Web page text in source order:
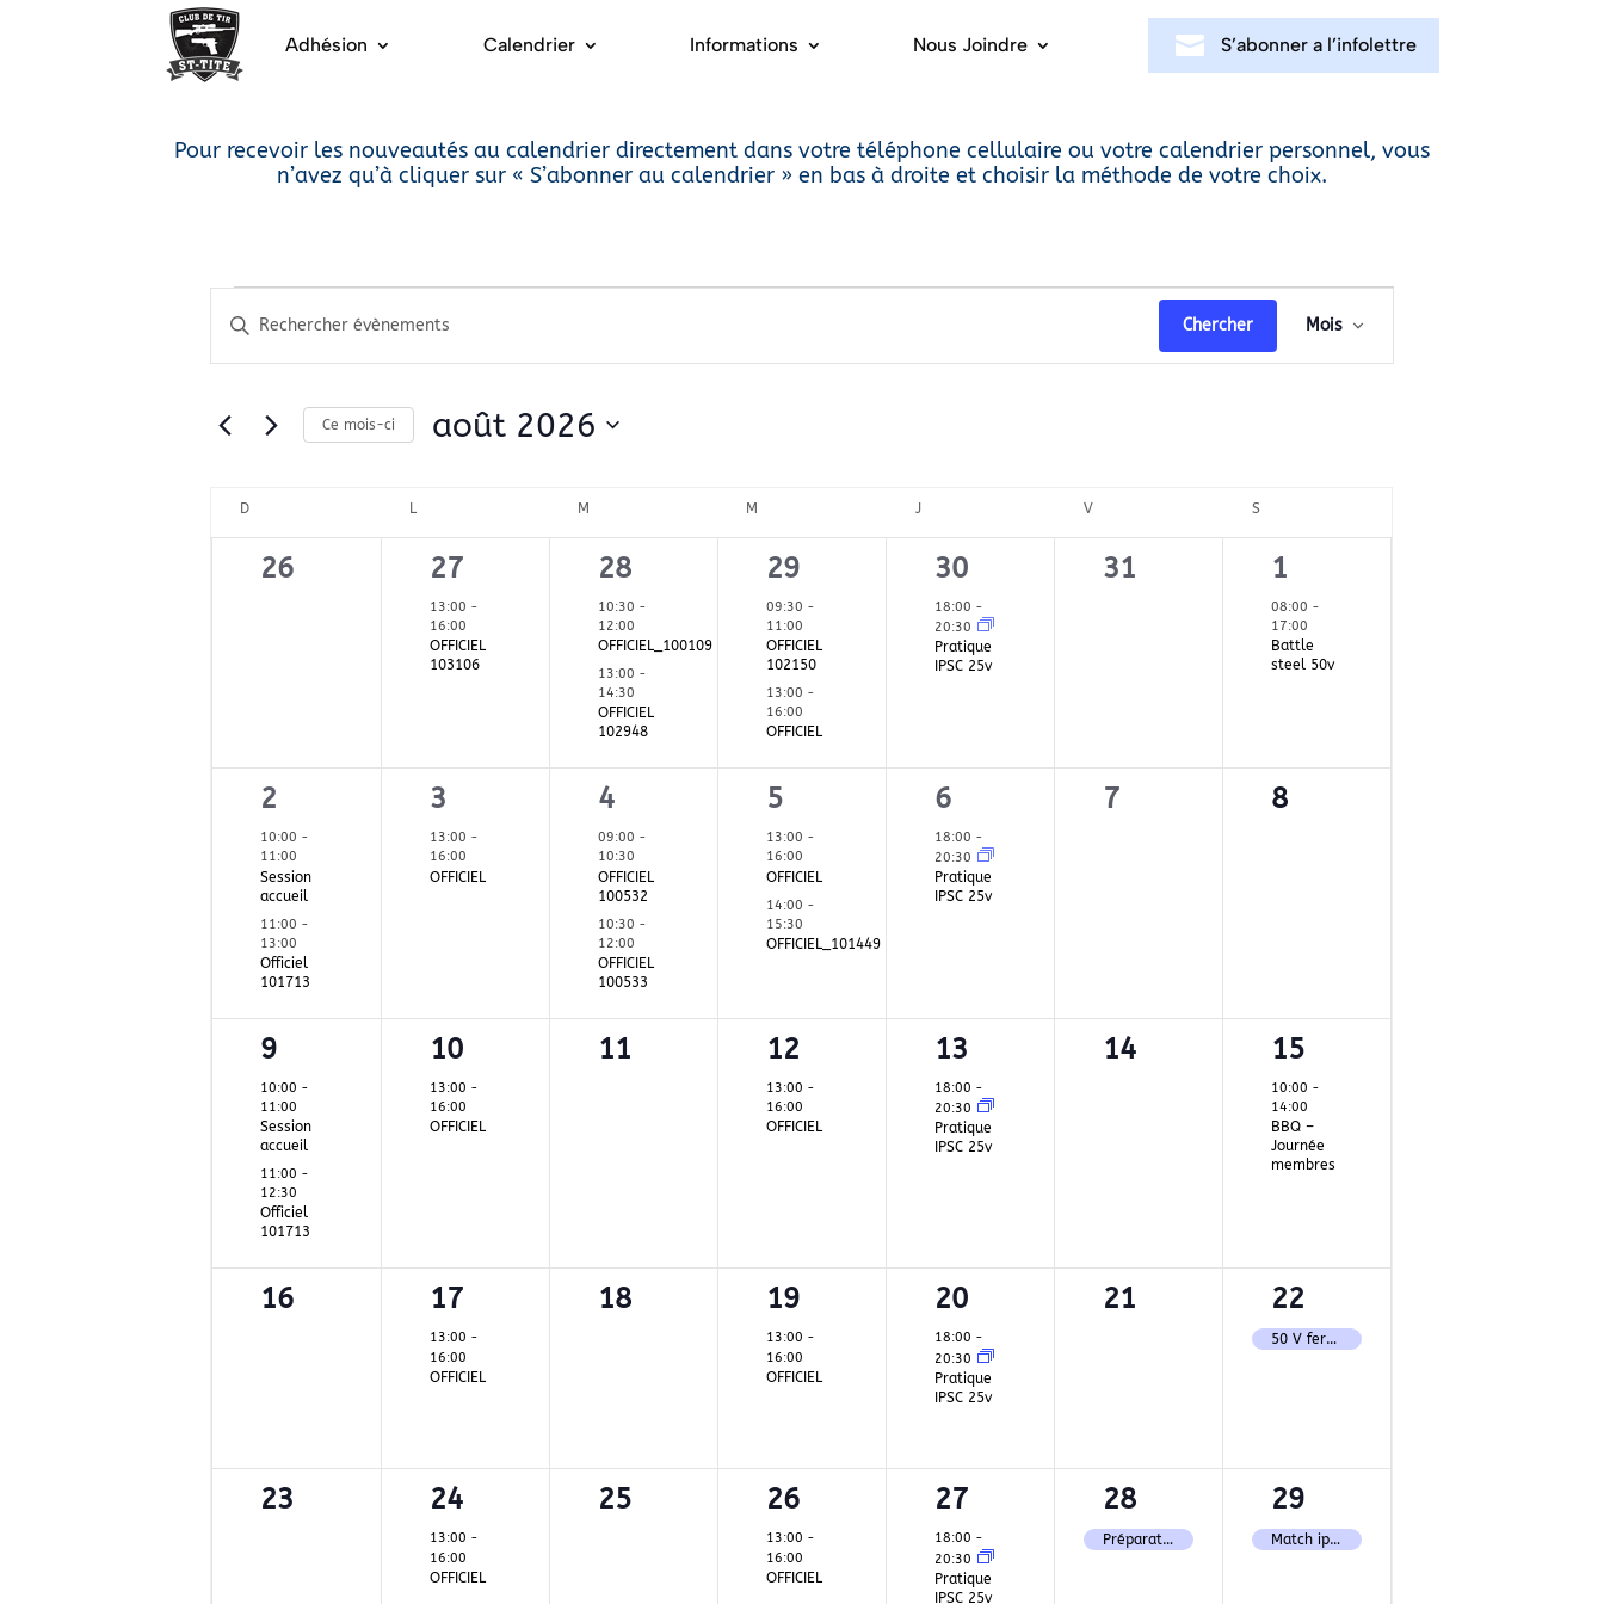
Adhésion Calendrier Informations Nous Joindre S’abonner a l’infolettre
Pour recevoir les nouveautés au calendrier directement dans votre téléphone cellulaire ou votre calendrier personnel, vous
n’avez qu’à cliquer sur « S’abonner au calendrier » en bas à droite et choisir la méthode de votre choix.
Évènements
Recherche
et
navigation
vues
Évènements
Saisir
Évènements
clé.
Chercher
Navigation
Mois
Ce mois-ci août 2026
Calendrier
Évènements
D L M M JJEUDI VVENDREDI S
0
26
1
évènement,
27
13:00 -
16:00
OFFICIEL
103106
2
évènements,
28
10:30 -
12:00
OFFICIEL_100109
13:00 -
14:30
OFFICIEL
102948
2
évènements,
29
09:30 -
11:00
OFFICIEL
102150
13:00 -
16:00
OFFICIEL
1
évènement,
30
18:00 -
20:30
Pratique
IPSC 25v
0
31
1
évènement,
1
08:00 -
17:00
Battle
steel 50v
2
évènements,
2
10:00 -
11:00
Session
accueil
11:00 -
13:00
Officiel
101713
1
évènement,
3
13:00 -
16:00
OFFICIEL
2
évènements,
4
09:00 -
10:30
OFFICIEL
100532
10:30 -
12:00
OFFICIEL
100533
2
évènements,
5
13:00 -
16:00
OFFICIEL
14:00 -
15:30
OFFICIEL_101449
1
évènement,
6
18:00 -
20:30
Pratique
IPSC 25v
0
7
0
8
2
évènements,
9
10:00 -
11:00
Session
accueil
11:00 -
12:30
Officiel
101713
1
évènement,
10
13:00 -
16:00
OFFICIEL
0
11
1
évènement,
12
13:00 -
16:00
OFFICIEL
1
évènement,
13
18:00 -
20:30
Pratique
IPSC 25v
0
14
1
évènement,
15
10:00 -
14:00
BBQ –
Journée
membres
0
16
1
évènement,
17
13:00 -
16:00
OFFICIEL
0
18
1
évènement,
19
13:00 -
16:00
OFFICIEL
1
évènement,
20
18:00 -
20:30
Pratique
IPSC 25v
0
évènement,
21
1
évènement,
22
50 V fermé pour match PPC
0
23
1
évènement,
24
13:00 -
16:00
OFFICIEL
0
25
1
évènement,
26
13:00 -
16:00
OFFICIEL
1
évènement,
27
18:00 -
20:30
Pratique
IPSC 25v
1
évènement,
28
Préparation match ipsc
1
évènement,
29
Match ipsc